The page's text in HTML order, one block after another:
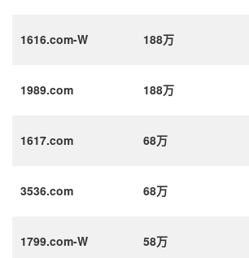
1616.com-W 188万
1989.com 188万
1617.com 68万
3536.com 68万
1799.com-W 58万